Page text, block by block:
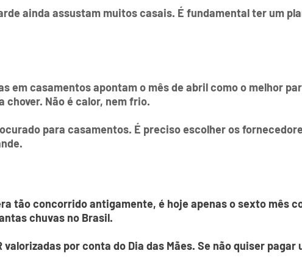
ainda assustam muitos casais. É fundamental ter um
em casamentos apontam o mês de abril como o melhor
chover. Não é calor, nem frio.
para casamentos. É preciso escolher os
tão concorrido antigamente, é hoje apenas o sexto mês
chuvas no Brasil.
valorizadas por conta do Dia das Mães. Se não quiser